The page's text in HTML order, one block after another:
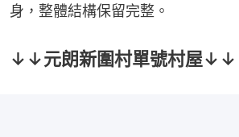
身，整體結構保留完整。
↓↓元朗新圍村單號村屋↓↓